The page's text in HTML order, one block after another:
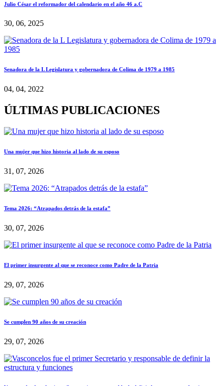
Julio César el reformador del calendario en el año 46 a.C
30, 06, 2025
Senadora de la L Legislatura y gobernadora de Colima de 1979 a 1985
04, 04, 2022
ÚLTIMAS PUBLICACIONES
Una mujer que hizo historia al lado de su esposo
31, 07, 2026
Tema 2026: “Atrapados detrás de la estafa”
30, 07, 2026
El primer insurgente al que se reconoce como Padre de la Patria
29, 07, 2026
Se cumplen 90 años de su creación
29, 07, 2026